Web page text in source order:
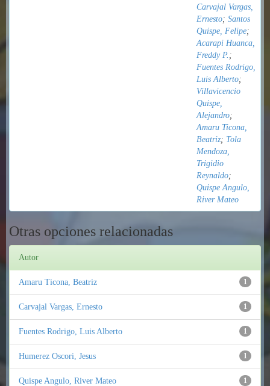
Carvajal Vargas,
Ernesto; Santos
Quispe, Felipe;
Acarapi Huanca,
Freddy P. ;
Fuentes Rodrigo,
Luis Alberto;
Villavicencio
Quispe,
Alejandro;
Amaru Ticona,
Beatriz; Tola
Mendoza,
Trigidio
Reynaldo;
Quispe Angulo,
River Mateo
Otras opciones relacionadas
Autor
1
Amaru Ticona, Beatriz
1
Carvajal Vargas, Ernesto
1
Fuentes Rodrigo, Luis Alberto
1
Humerez Oscori, Jesus
1
Quispe Angulo, River Mateo